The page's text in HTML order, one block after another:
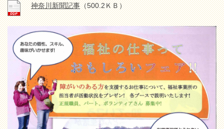
神奈川新聞記事（500.2ＫＢ）